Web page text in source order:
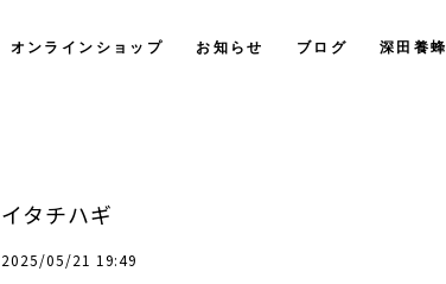
オンラインショップ お知らせ ブログ 深田養蜂
イタチハギ
2025/05/21 19:49